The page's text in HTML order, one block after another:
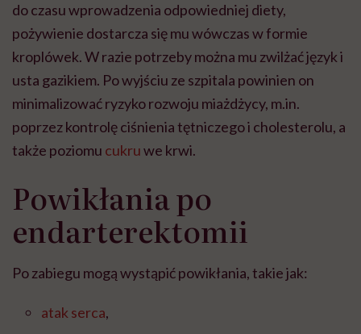
do czasu wprowadzenia odpowiedniej diety,
pożywienie dostarcza się mu wówczas w formie
kroplówek. W razie potrzeby można mu zwilżać język i
usta gazikiem. Po wyjściu ze szpitala powinien on
minimalizować ryzyko rozwoju miażdżycy, m.in.
poprzez kontrolę ciśnienia tętniczego i cholesterolu, a
także poziomu cukruwe krwi.
Powikłania po
endarterektomii
Po zabiegu mogą wystąpić powikłania, takie jak:
atak serca,